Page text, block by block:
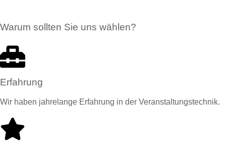
Warum sollten Sie uns wählen?
Erfahrung
Wir haben jahrelange Erfahrung in der Veranstaltungstechnik.